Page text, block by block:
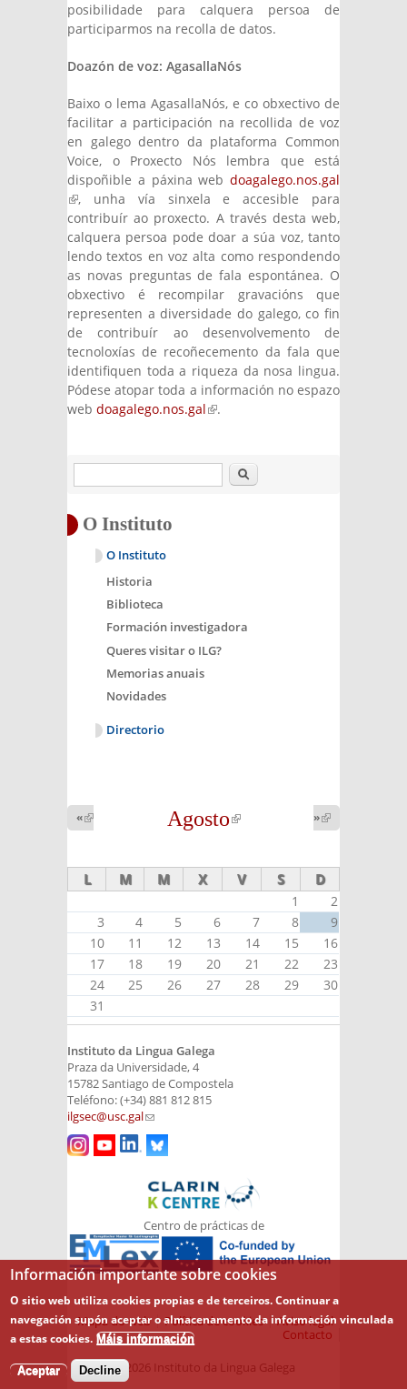
posibilidade para calquera persoa de
participarmos na recolla de datos.
Doazón de voz: AgasallaNós
Baixo o lema AgasallaNós, e co obxectivo de
facilitar a participación na recollida de voz
en galego dentro da plataforma Common
Voice, o Proxecto Nós lembra que está
dispoñible a páxina web doagalego.nos.gal
(link is external)
, unha vía sinxela e accesible para
contribuír ao proxecto. A través desta web,
calquera persoa pode doar a súa voz, tanto
lendo textos en voz alta como respondendo
as novas preguntas de fala espontánea. O
obxectivo é recompilar gravacións que
representen a diversidade do galego, co fin
de contribuír ao desenvolvemento de
tecnoloxías de recoñecemento da fala que
identifiquen toda a riqueza da nosa lingua.
Pódese atopar toda a información no espazo
web doagalego.nos.gal(link is external)
.
Buscar
O Instituto
O Instituto
Historia
Biblioteca
Formación investigadora
Queres visitar o ILG?
Memorias anuais
Novidades
Directorio
Agosto
(link is
«
external)
»
external)
L M M X V S D
1
2
3
4 5 6 7 8
9
10
11 12 13 14 15
16
17
18 19 20 21 22
23
24
25 26 27 28 29
30
31
Instituto da Lingua Galega
Praza da Universidade, 4
15782 Santiago de Compostela
Teléfono: (+34) 881 812 815
ilgsec@usc.gal(link sends e-mail)
Centro de prácticas de
Aviso legal
Política de cookies
Mapa do web
Contacto
© 2026 Instituto da Lingua Galega
Información importante sobre cookies
O sitio web utiliza cookies propias e de terceiros. Continuar a
navegación supón aceptar o almacenamento da información vinculada
a estas cookies. Máis información
Aceptar Decline